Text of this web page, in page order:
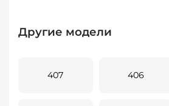
Другие модели
407 406